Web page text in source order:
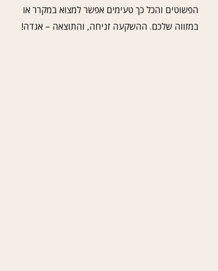
הפשוטים והכל כך טעימים אפשר למצוא במקרר או
במזווה שלכם. ההשקעה זניחה, והתוצאה – אגדה!